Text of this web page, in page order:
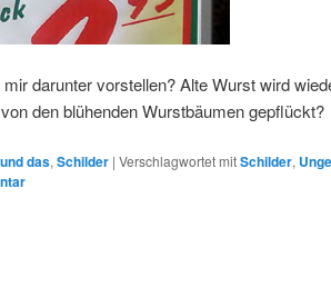
darunter vorstellen? Alte Wurst wird
den blühenden Wurstbäumen gepflückt?
das, Schilder | Verschlagwortet mitSchilder,